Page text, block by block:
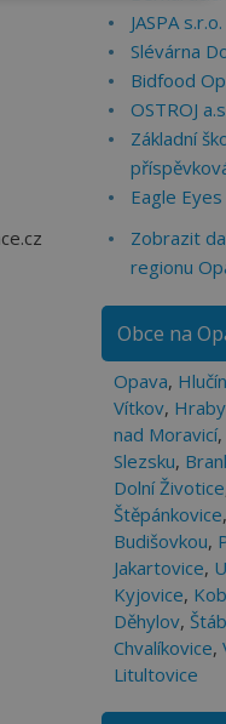
JASPA
Slévárna
Bidfood
OSTROJ
Základní
Eagle Eyes
Zobrazit
regionu
Obce na
Opava, Hlučín
Vítkov,
nad Moravicí,
Slezsku,
Dolní Životice
Štěpánkovice,
Budišovkou,
Jakartovice,
Kyjovice,
Děhylov,
Chvalíkovice,
Litultovice